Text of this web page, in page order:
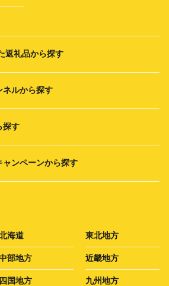
返礼品から探す
ネルから探す
探す
ャンペーンから探す
海道 東北地方
部地方 近畿地方
四国地方 九州地方